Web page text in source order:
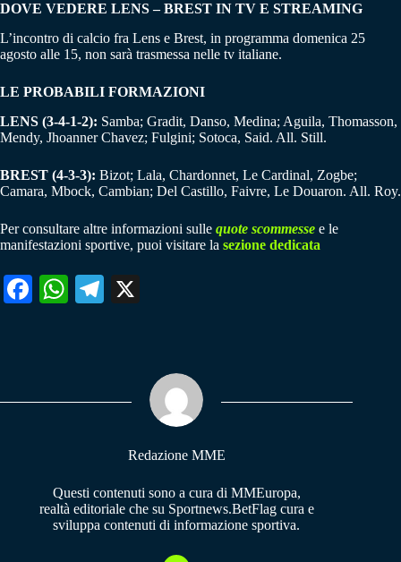
DOVE VEDERE LENS – BREST IN TV E STREAMING
L’incontro di calcio fra Lens e Brest, in programma domenica 25
agosto alle 15, non sarà trasmessa nelle tv italiane.
LE PROBABILI FORMAZIONI
LENS (3-4-1-2): Samba; Gradit, Danso, Medina; Aguila, Thomasson,
Mendy, Jhoanner Chavez; Fulgini; Sotoca, Said. All. Still.
BREST (4-3-3): Bizot; Lala, Chardonnet, Le Cardinal, Zogbe;
Camara, Mbock, Cambian; Del Castillo, Faivre, Le Douaron. All. Roy.
Per consultare altre informazioni sulle quote scommesse e le
manifestazioni sportive, puoi visitare la sezione dedicata
Fa W
pp
Te
m
Redazione MME
Questi contenuti sono a cura di MMEuropa,
realtà editoriale che su Sportnews.BetFlag cura e
sviluppa contenuti di informazione sportiva.